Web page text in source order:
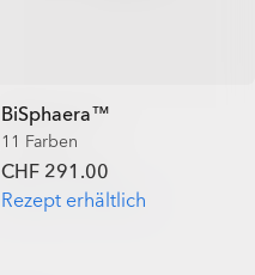
BiSphaera™
11 Farben
CHF 291.00
Rezept erhältlich